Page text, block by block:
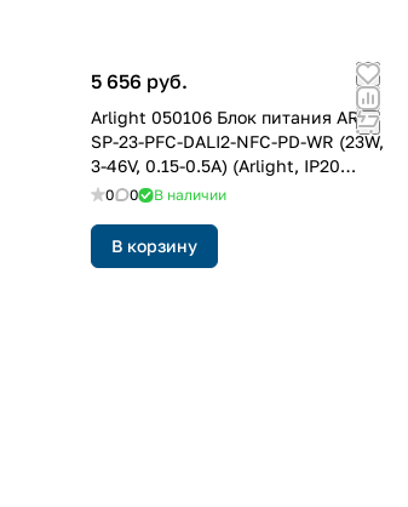
5 656 руб.
Arlight 050106 Блок питания ARJ-
SP-23-PFC-DALI2-NFC-PD-WR (23W,
3-46V, 0.15-0.5A) (Arlight, IP20
Пластик, 5 лет)
0 0 В наличии
В корзину